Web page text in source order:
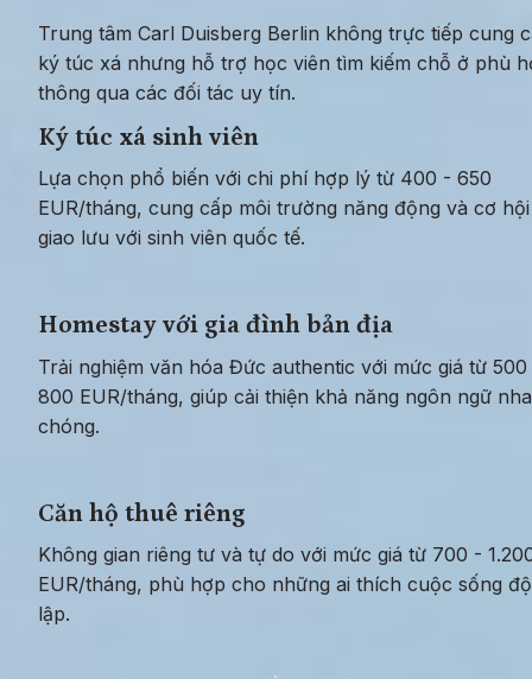
Trung tâm Carl Duisberg Berlin không trực tiếp cung
ký túc xá nhưng hỗ trợ học viên tìm kiếm chỗ ở phù
thông qua các đối tác uy tín.
Ký túc xá sinh viên
Lựa chọn phổ biến với chi phí hợp lý từ 400 - 650
EUR/tháng, cung cấp môi trường năng động và cơ hội
giao lưu với sinh viên quốc tế.
Homestay với gia đình bản địa
Trải nghiệm văn hóa Đức authentic với mức giá từ
800 EUR/tháng, giúp cải thiện khả năng ngôn ngữ
chóng.
Căn hộ thuê riêng
Không gian riêng tư và tự do với mức giá từ 700 -
EUR/tháng, phù hợp cho những ai thích cuộc sống
lập.